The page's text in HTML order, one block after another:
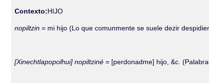
Contexto:HIJO
nopiltzin= mi hijo (Lo que comunmente se suele dezir
[Xinechtlapopolhui] nopiltziné= [perdonadme] hijo, &c.